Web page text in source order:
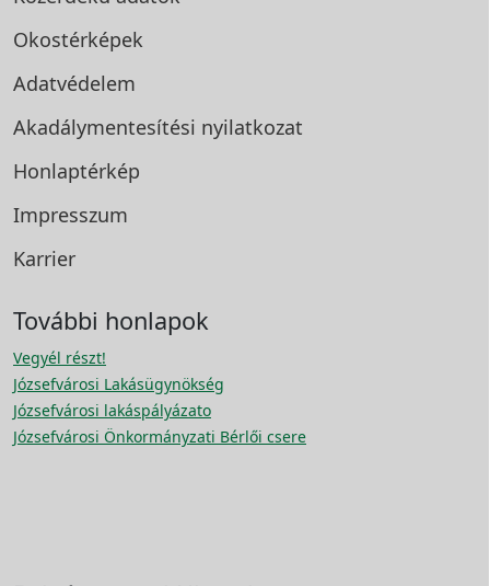
Okostérképek
Adatvédelem
Akadálymentesítési nyilatkozat
Honlaptérkép
Impresszum
Karrier
További honlapok
Vegyél részt!
Józsefvárosi Lakásügynökség
Józsefvárosi lakáspályázato
Józsefvárosi Önkormányzati Bérlői csere